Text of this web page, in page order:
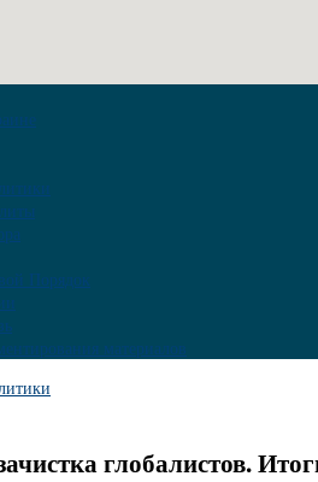
Порядок
материалов
глобалистов.